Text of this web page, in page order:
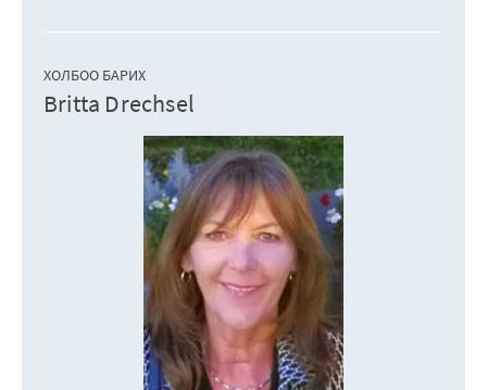
ХОЛБОО БАРИХ
Britta Drechsel